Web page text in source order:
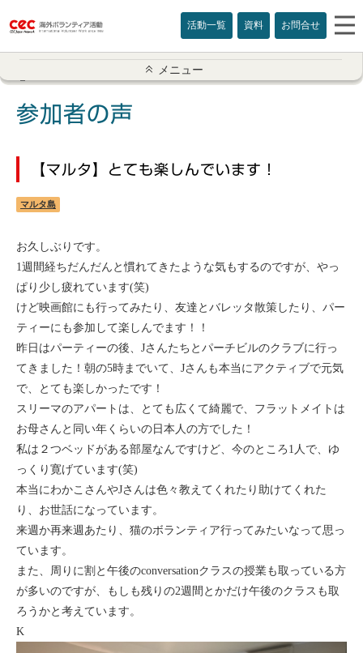
活動一覧 資料 お問合せ
アメリカ
カナダ
カンボジア
スリランカ
セブ
タイ
台湾
中国/海南島
ニュージーランド
ネパール
メニュー
参加者の声
【マルタ】とても楽しんでいます！
マルタ島
お久しぶりです。
1週間経ちだんだんと慣れてきたような気もするのですが、やっ
ぱり少し疲れています(笑)
けど映画館にも行ってみたり、友達とバレッタ散策したり、パー
ティーにも参加して楽しんでます！！
昨日はパーティーの後、Jさんたちとパーチビルのクラブに行っ
てきました！朝の5時までいて、Jさんも本当にアクティブで元気
で、とても楽しかったです！
スリーマのアパートは、とても広くて綺麗で、フラットメイトは
お母さんと同い年くらいの日本人の方でした！
私は２つベッドがある部屋なんですけど、今のところ1人で、ゆ
っくり寛げています(笑)
本当にわかこさんやJさんは色々教えてくれたり助けてくれた
り、お世話になっています。
来週か再来週あたり、猫のボランティア行ってみたいなって思っ
ています。
また、周りに割と午後のconversationクラスの授業も取っている方
が多いのですが、もしも残りの2週間とかだけ午後のクラスも取
ろうかと考えています。
K